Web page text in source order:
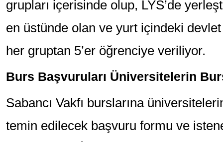
grupları içerisinde olup, LYS’de
en üstünde olan ve yurt içindeki
her gruptan 5’er öğrenciye veriliyor.
Burs Başvuruları Üniversitelerin
Sabancı Vakfı burslarına
temin edilecek başvuru formu ve